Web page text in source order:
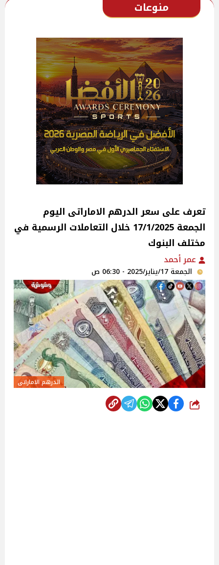
منوعات
تعرف على سعر الدرهم الاماراتى اليوم
الجمعة 17/1/2025 خلال التعاملات الرسمية في
مختلف البنوك
عمر أحمد
الجمعة 17/يناير/2025 - 06:30 ص
الدرهم الاماراتى
شارك